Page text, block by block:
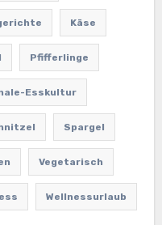
Käse
Pfifferlinge
Esskultur
Spargel
Vegetarisch
Wellnessurlaub